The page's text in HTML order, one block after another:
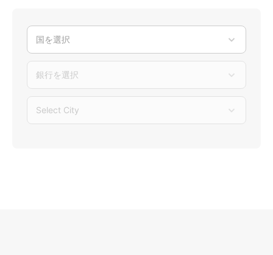
国を選択
銀行を選択
Select City